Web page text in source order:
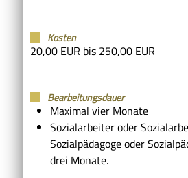
Kosten
20,00 EUR bis 250,00 EUR
Bearbeitungsdauer
Maximal vier Monate
Sozialarbeiter oder
Sozialpädagoge oder
drei Monate.